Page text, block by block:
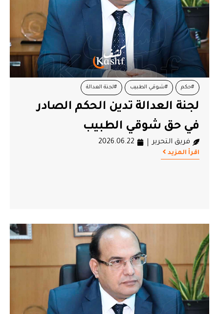
#حكم #شوقي الطبيب #لجنة العدالة
لجنة العدالة تدين الحكم الصادر
في حق شوقي الطبيب
فريق التحرير 2026.06.22
اقرأ المزيد